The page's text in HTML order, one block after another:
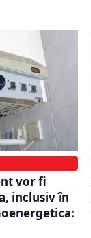
vor fi
inclusiv în